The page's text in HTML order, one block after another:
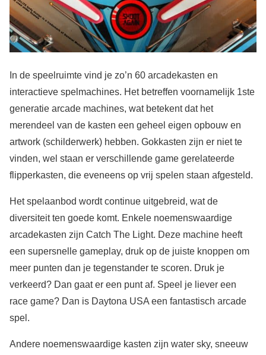
In de speelruimte vind je zo’n 60 arcadekasten en
interactieve spelmachines. Het betreffen voornamelijk 1ste
generatie arcade machines, wat betekent dat het
merendeel van de kasten een geheel eigen opbouw en
artwork (schilderwerk) hebben. Gokkasten zijn er niet te
vinden, wel staan er verschillende game gerelateerde
flipperkasten, die eveneens op vrij spelen staan afgesteld.
Het spelaanbod wordt continue uitgebreid, wat de
diversiteit ten goede komt. Enkele noemenswaardige
arcadekasten zijn Catch The Light. Deze machine heeft
een supersnelle gameplay, druk op de juiste knoppen om
meer punten dan je tegenstander te scoren. Druk je
verkeerd? Dan gaat er een punt af. Speel je liever een
race game? Dan is Daytona USA een fantastisch arcade
spel.
Andere noemenswaardige kasten zijn water sky, sneeuw